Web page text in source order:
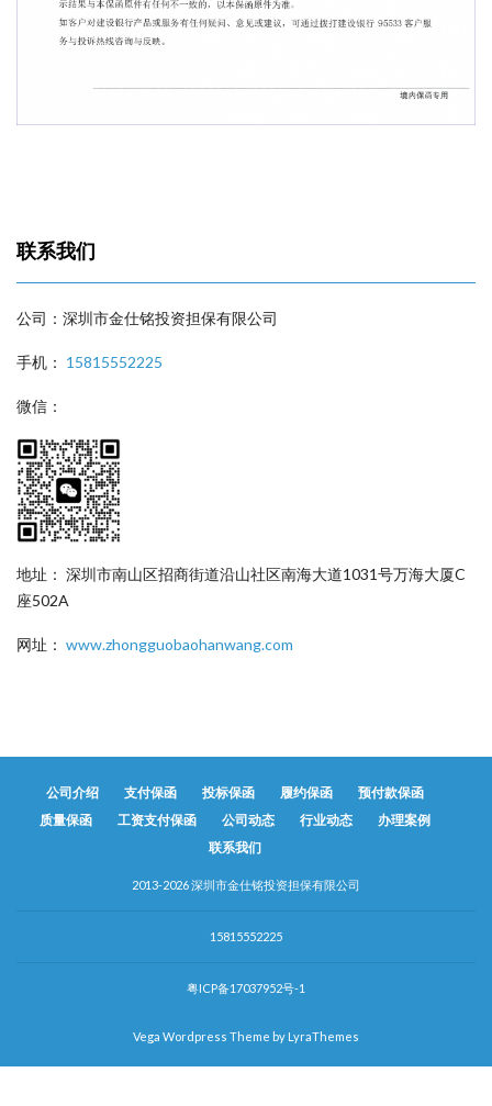
联系我们
公司：深圳市金仕铭投资担保有限公司
手机： 15815552225
微信：
地址： 深圳市南山区招商街道沿山社区南海大道1031号万海大厦C
座502A
网址： www.zhongguobaohanwang.com
公司介绍 支付保函 投标保函 履约保函
预付款保函
质量保函
工资支付保函 公司动态 行业动态
办理案例
联系我们
2013-2026 深圳市金仕铭投资担保有限公司
15815552225
粤ICP备17037952号-1
Vega Wordpress Theme by LyraThemes